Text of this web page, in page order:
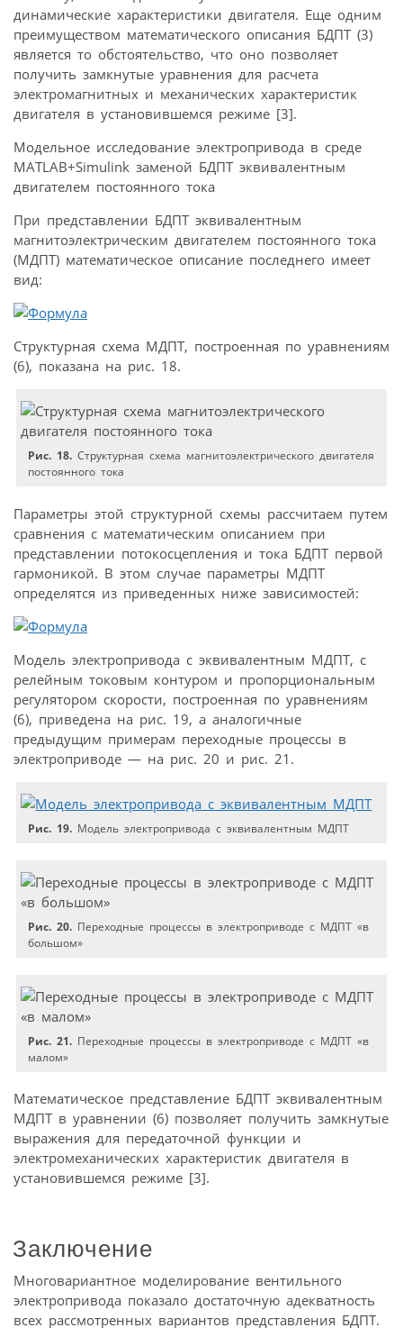
динамические характеристики двигателя. Еще одним
преимуществом математического описания БДПТ (3)
является то обстоятельство, что оно позволяет
получить замкнутые уравнения для расчета
электромагнитных и механических характеристик
двигателя в установившемся режиме [3].
Модельное исследование электропривода в среде
MATLAB+Simulink заменой БДПТ эквивалентным
двигателем постоянного тока
При представлении БДПТ эквивалентным
магнитоэлектрическим двигателем постоянного тока
(МДПТ) математическое описание последнего имеет
вид:
Структурная схема МДПТ, построенная по уравнениям
(6), показана на рис. 18.
Рис. 18. Структурная схема магнитоэлектрического двигателя
постоянного тока
Параметры этой структурной схемы рассчитаем путем
сравнения с математическим описанием при
представлении потокосцепления и тока БДПТ первой
гармоникой. В этом случае параметры МДПТ
определятся из приведенных ниже зависимостей:
Модель электропривода с эквивалентным МДПТ, c
релейным токовым контуром и пропорциональным
регулятором скорости, построенная по уравнениям
(6), приведена на рис. 19, а аналогичные
предыдущим примерам переходные процессы в
электроприводе — на рис. 20 и рис. 21.
Рис. 19. Модель электропривода с эквивалентным МДПТ
Рис. 20. Переходные процессы в электроприводе с МДПТ «в
большом»
Рис. 21. Переходные процессы в электроприводе с МДПТ «в
малом»
Математическое представление БДПТ эквивалентным
МДПТ в уравнении (6) позволяет получить замкнутые
выражения для передаточной функции и
электромеханических характеристик двигателя в
установившемся режиме [3].
Заключение
Многовариантное моделирование вентильного
электропривода показало достаточную адекватность
всех рассмотренных вариантов представления БДПТ.